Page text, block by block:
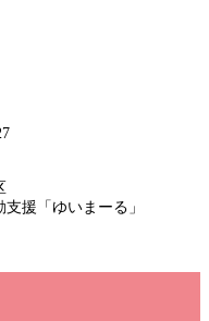
援「ゆいまーる」